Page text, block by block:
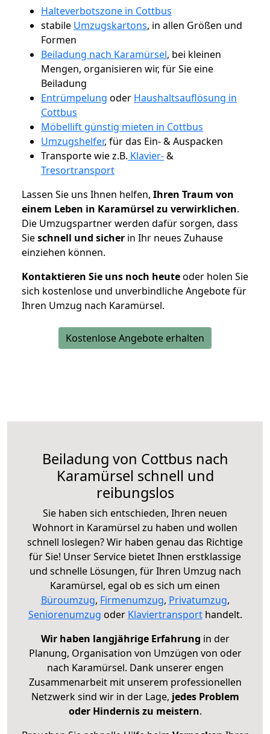
Halteverbotszone in Cottbus
stabile Umzugskartons, in allen Größen und
Formen
Beiladung nach Karamürsel, bei kleinen
Mengen, organisieren wir, für Sie eine
Beiladung
Entrümpelung oder Haushaltsauflösung in
Cottbus
Möbellift günstig mieten in Cottbus
Umzugshelfer, für das Ein- & Auspacken
Transporte wie z.B. Klavier-&
Tresortransport
Lassen Sie uns Ihnen helfen, Ihren Traum von
einem Leben in Karamürsel zu verwirklichen.
Die Umzugspartner werden dafür sorgen, dass
Sieschnell und sicher in Ihr neues Zuhause
einziehen können.
Kontaktieren Sie uns noch heuteoder holen Sie
sich kostenlose und unverbindliche Angebote für
Ihren Umzug nach Karamürsel.
Kostenlose Angebote erhalten
Beiladung von Cottbus nach
Karamürsel schnell und
reibungslos
Sie haben sich entschieden, Ihren neuen
Wohnort in Karamürsel zu haben und wollen
schnell loslegen? Wir haben genau das Richtige
für Sie! Unser Service bietet Ihnen erstklassige
und schnelle Lösungen, für Ihren Umzug nach
Karamürsel, egal ob es sich um einen
Büroumzug, Firmenumzug, Privatumzug,
Seniorenumzug oder Klaviertransporthandelt.
Wir haben langjährige Erfahrung in der
Planung, Organisation von Umzügen von oder
nach Karamürsel. Dank unserer engen
Zusammenarbeit mit unserem professionellen
Netzwerk sind wir in der Lage, jedes Problem
oder Hindernis zu meistern.